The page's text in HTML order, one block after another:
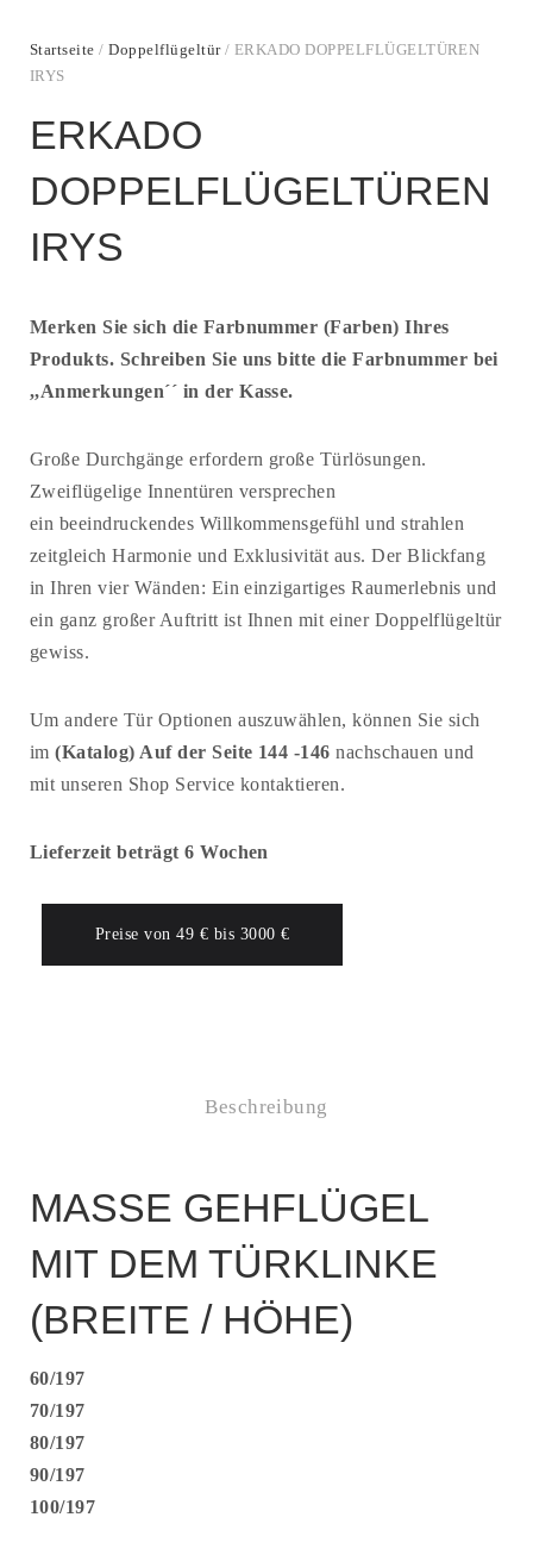
Startseite /Doppelflügeltür/ ERKADO DOPPELFLÜGELTÜREN
IRYS
ERKADO
DOPPELFLÜGELTÜREN
IRYS
Merken Sie sich die Farbnummer (Farben) Ihres
Produkts. Schreiben Sie uns bitte die Farbnummer bei
,,Anmerkungen´´ in der Kasse.
Große Durchgänge erfordern große Türlösungen.
Zweiflügelige Innentüren versprechen
ein beeindruckendes Willkommensgefühl und strahlen
zeitgleich Harmonie und Exklusivität aus. Der Blickfang
in Ihren vier Wänden: Ein einzigartiges Raumerlebnis und
ein ganz großer Auftritt ist Ihnen mit einer Doppelflügeltür
gewiss.
Um andere Tür Optionen auszuwählen, können Sie sich
im (Katalog) Auf der Seite 144 -146 nachschauen und
mit unseren Shop Service kontaktieren.
Lieferzeit beträgt 6 Wochen
Preise von 49 € bis 3000 €
Beschreibung
MASSE GEHFLÜGEL
MIT DEM TÜRKLINKE
(BREITE / HÖHE)
60/197
70/197
80/197
90/197
100/197